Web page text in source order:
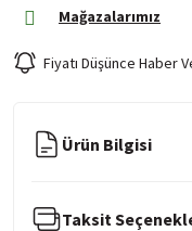
Mağazalarımız
Fiyatı Düşünce Haber
Ürün Bilgisi
Taksit